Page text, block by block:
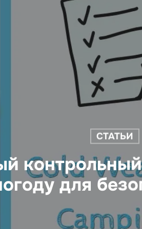
СТАТЬИ
для